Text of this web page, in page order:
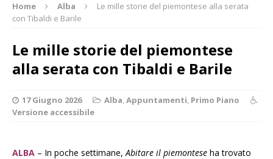
Home Alba
Le mille storie del piemontese alla serata
con Tibaldi e Barile
Le mille storie del piemontese
alla serata con Tibaldi e Barile
17 Giugno 2026 Alba,Appuntamenti, Primo Piano
Versione accessibile
ALBA – In poche settimane,Abitare il piemontese ha trovato